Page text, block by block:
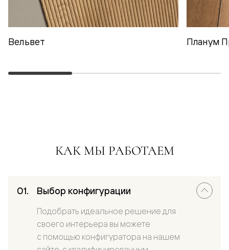
Вельвет Планум
КАК МЫ РАБОТАЕМ
Выбор конфигурации
Подобрать идеальное решение для
своего интерьера вы можете
с помощью конфигуратора на нашем